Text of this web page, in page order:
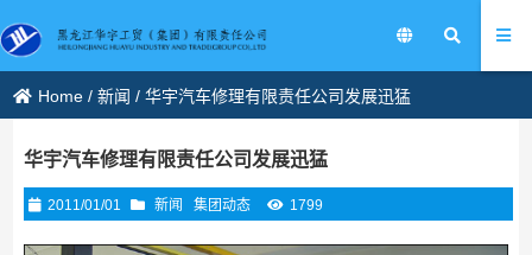
Home /新闻 /华宇汽车修理有限责任公司发展迅猛
华宇汽车修理有限责任公司发展迅猛
2011/01/01 新闻 集团动态 1799